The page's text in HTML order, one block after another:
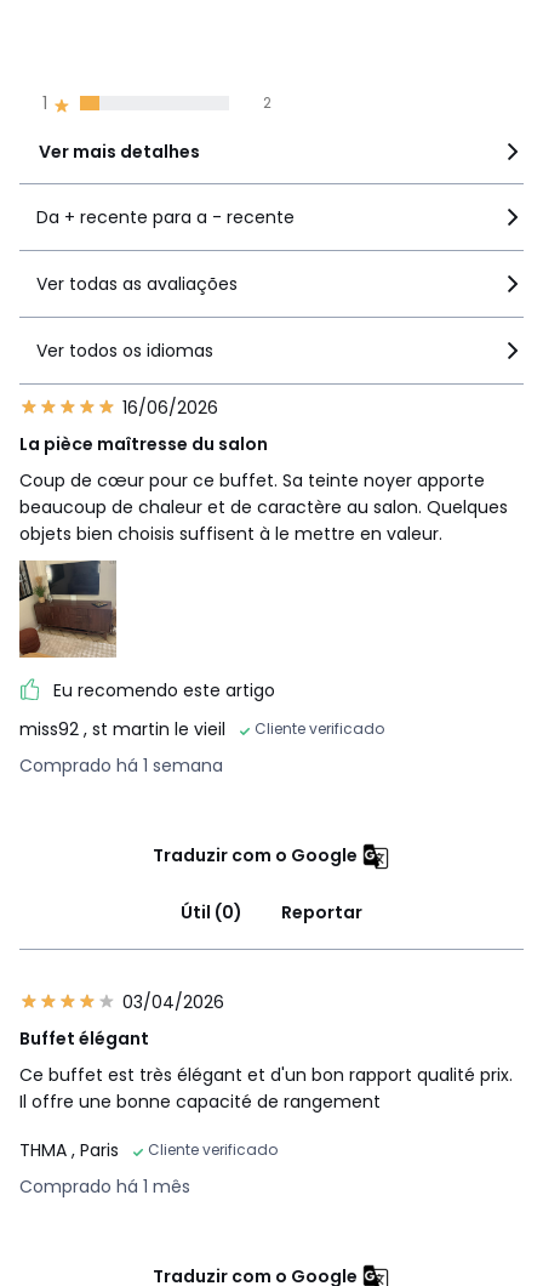
1 2
Ver mais detalhes
Da + recente para a - recente
Ver todas as avaliações
Ver todos os idiomas
16/06/2026
La pièce maîtresse du salon
Coup de cœur pour ce buffet. Sa teinte noyer apporte
beaucoup de chaleur et de caractère au salon. Quelques
objets bien choisis suffisent à le mettre en valeur.
Eu recomendo este artigo
miss92 , st martin le vieil Cliente verificado
Comprado há 1 semana
Traduzir com o Google
Útil (0) Reportar
03/04/2026
Buffet élégant
Ce buffet est très élégant et d'un bon rapport qualité prix.
Il offre une bonne capacité de rangement
THMA , Paris Cliente verificado
Comprado há 1 mês
Traduzir com o Google